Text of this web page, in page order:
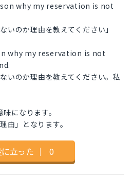
why my reservation is not
いのか理由を教えてください」
why my reservation is not
いのか理由を教えてください。私
になります。
」となります。
立った ｜ 0